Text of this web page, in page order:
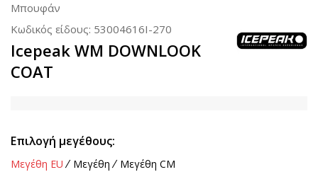
Μπουφάν
Κωδικός είδους: 53004616I-270
Icepeak WM DOWNLOOK
COAT
Επιλογή μεγέθους:
Μεγέθη EU Μεγέθη Μεγέθη CM